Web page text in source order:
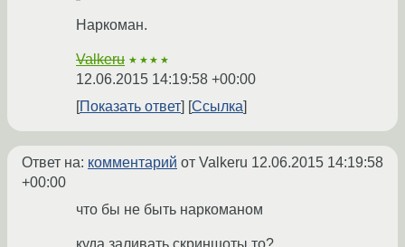
Наркоман.
Valkeru ★★★★
12.06.2015 14:19:58 +00:00
Показать ответ
Ссылка
Ответ на: комментарий от Valkeru 12.06.2015 14:19:58
+00:00
что бы не быть наркоманом